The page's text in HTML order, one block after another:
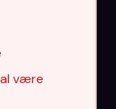
være